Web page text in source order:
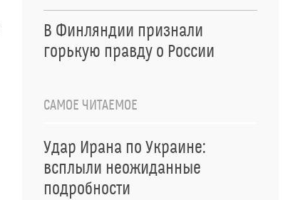
В Финляндии признали
горькую правду о России
САМОЕ ЧИТАЕМОЕ
Удар Ирана по Украине:
всплыли неожиданные
подробности